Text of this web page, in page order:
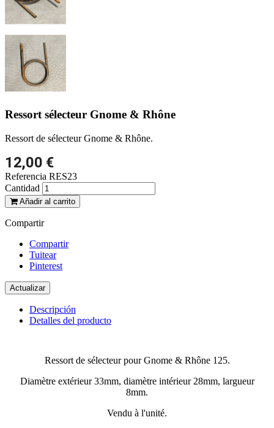
Ressort sélecteur Gnome & Rhône
Ressort de sélecteur Gnome & Rhône.
12,00 €
Referencia RES23
Cantidad
Añadir al carrito
Compartir
Compartir
Tuitear
Pinterest
Descripción
Detalles del producto
Ressort de sélecteur pour Gnome & Rhône 125.
Diamètre extérieur 33mm, diamètre intérieur 28mm, largueur
8mm.
Vendu à l'unité.